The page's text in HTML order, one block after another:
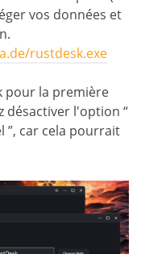
vos données et
rustdesk.exe
pour la première
désactiver l'option “
”, car cela pourrait